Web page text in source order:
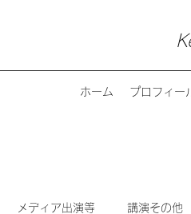
ホーム プロフィー
メディア出演等 講演その他